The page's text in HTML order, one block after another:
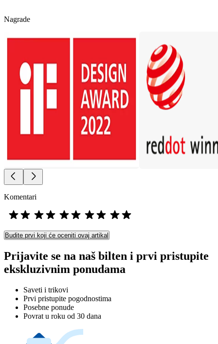
Nagrade
Komentari
Budite prvi koji će oceniti ovaj artikal
Prijavite se na naš bilten i prvi pristupite
ekskluzivnim ponudama
Saveti i trikovi
Prvi pristupite pogodnostima
Posebne ponude
Povrat u roku od 30 dana